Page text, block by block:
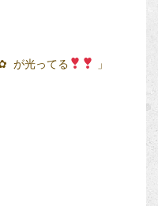
が光ってる 」